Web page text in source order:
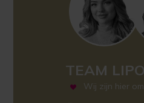
TEAM
Wij zijn hier